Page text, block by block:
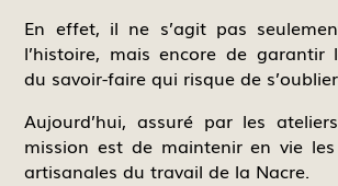
En effet, il ne s’agit pas
l’histoire, mais encore de garantir
du savoir-faire qui risque de
Aujourd’hui, assuré par les
mission est de maintenir en vie les
artisanales du travail de la Nacre.